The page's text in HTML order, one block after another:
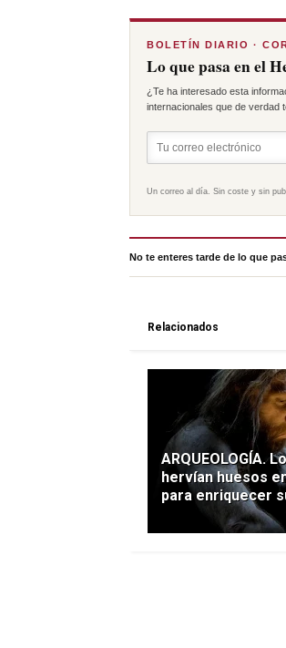
BOLETÍN DIARIO ·
Lo que pasa en el
¿Te ha interesado esta
internacionales que de verdad
Un correo al día. Sin coste y sin
No te enteres tarde de lo que
Relacionados
ARQUEOLOGÍA.
hervían huesos
para enriquecer